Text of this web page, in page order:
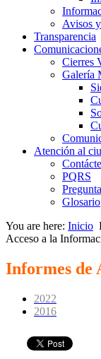
Avisos
Transparencia
Cierres
Galería
Atención al
PQRS
Glosario
You are here: Inicio
Acceso a la
Informes de
2022
2016